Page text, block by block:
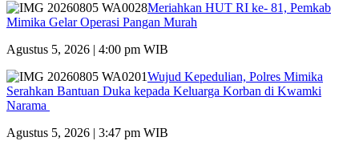
Meriahkan HUT RI ke- 81, Pemkab
Mimika Gelar Operasi Pangan Murah
Agustus 5, 2026 | 4:00 pm WIB
Wujud Kepedulian, Polres Mimika
Serahkan Bantuan Duka kepada Keluarga Korban di Kwamki
Narama
Agustus 5, 2026 | 3:47 pm WIB